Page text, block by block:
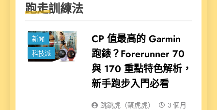
跑走訓練法
新聞
科技派
CP 值最高的 Garmin
跑錶？Forerunner 70
與 170 重點特色解析，
新手跑步入門必看
跳跳虎（蔡虎虎）
3 個月